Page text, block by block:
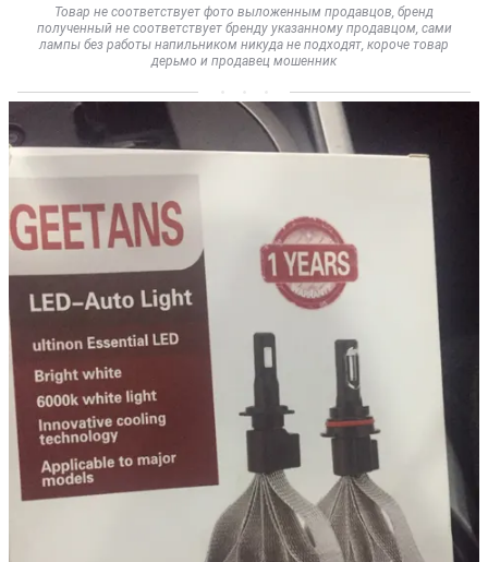
Товар не соответствует фото выложенным продавцов, бренд
полученный не соответствует бренду указанному продавцом, сами
лампы без работы напильником никуда не подходят, короче товар
дерьмо и продавец мошенник